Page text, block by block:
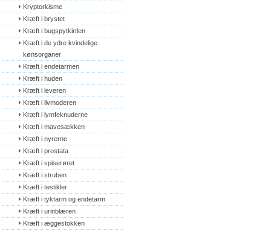
Kryptorkisme
Kræft i brystet
Kræft i bugspytkirtlen
Kræft i de ydre kvindelige
kønsorganer
Kræft i endetarmen
Kræft i huden
Kræft i leveren
Kræft i livmoderen
Kræft i lymfeknuderne
Kræft i mavesækken
Kræft i nyrerne
Kræft i prostata
Kræft i spiserøret
Kræft i struben
Kræft i testikler
Kræft i tyktarm og endetarm
Kræft i urinblæren
Kræft i æggestokken